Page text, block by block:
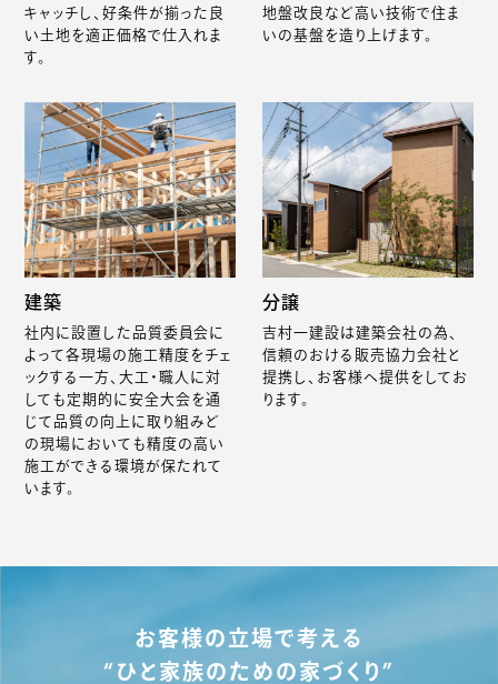
キャッチし、好条件が揃った良
い土地を適正価格で仕入れま
す。
地盤改良など高い技術で住ま
いの基盤を造り上げます。
建築
社内に設置した品質委員会に
よって各現場の施工精度をチェ
ックする一方、大工・職人に対
しても定期的に安全大会を通
じて品質の向上に取り組みど
の現場においても精度の高い
施工ができる環境が保たれて
います。
分譲
吉村一建設は建築会社の為、
信頼のおける販売協力会社と
提携し、お客様へ提供をしてお
ります。
お客様の立場で考える
“ひと家族のための家づくり”